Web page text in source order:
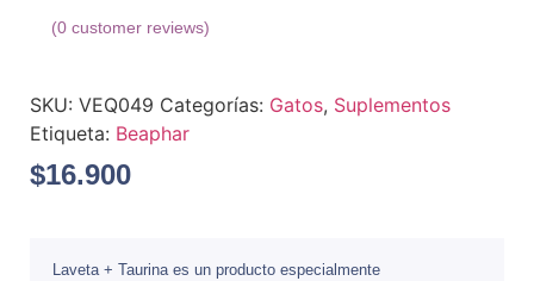
(0 customer reviews)
SKU: VEQ049 Categorías: Gatos, Suplementos
Etiqueta: Beaphar
$16.900
Laveta + Taurina es un producto especialmente